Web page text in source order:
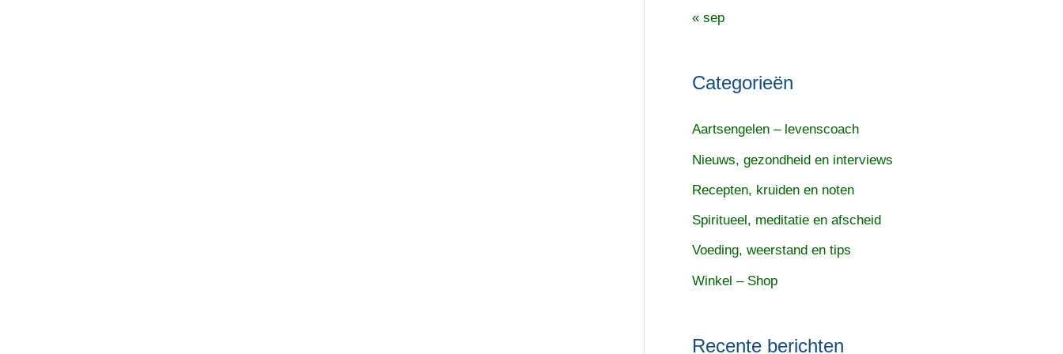
« sep
Categorieën
Aartsengelen – levenscoach
Nieuws, gezondheid en interviews
Recepten, kruiden en noten
Spiritueel, meditatie en afscheid
Voeding, weerstand en tips
Winkel – Shop
Recente berichten